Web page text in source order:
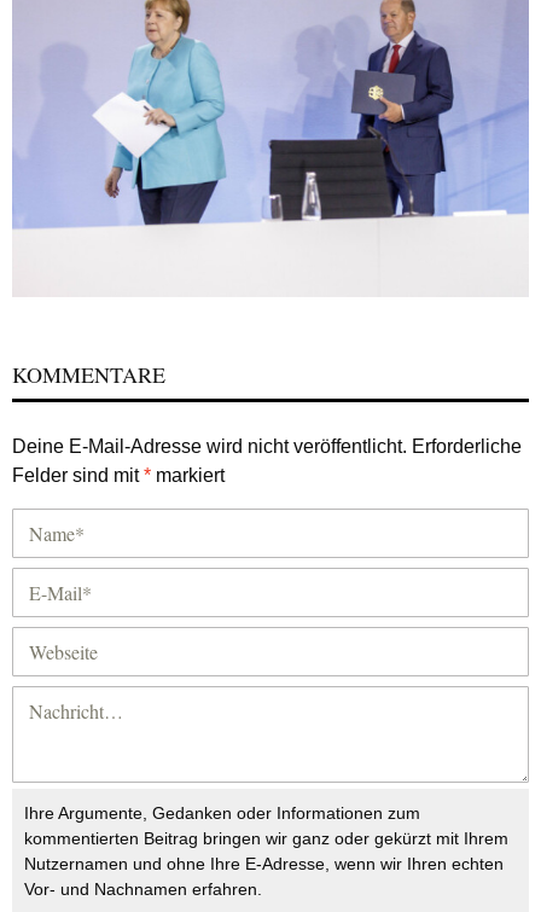
KOMMENTARE
Deine E-Mail-Adresse wird nicht veröffentlicht. Erforderliche
Felder sind mit* markiert
Ihre Argumente, Gedanken oder Informationen zum
kommentierten Beitrag bringen wir ganz oder gekürzt mit Ihrem
Nutzernamen und ohne Ihre E-Adresse, wenn wir Ihren echten
Vor- und Nachnamen erfahren.